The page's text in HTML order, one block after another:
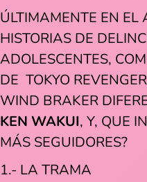
ÚLTIMAMENTE EN EL
HISTORIAS DE
ADOLESCENTES,
DE TOKYO
WIND BRAKER
KEN WAKUI, Y, QUE
MÁS SEGUIDORES?
1.- LA TRAMA